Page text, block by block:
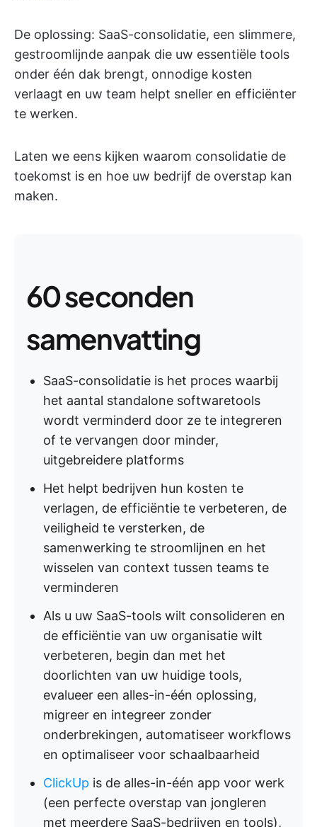
De oplossing: SaaS-consolidatie, een slimmere,
gestroomlijnde aanpak die uw essentiële tools
onder één dak brengt, onnodige kosten
verlaagt en uw team helpt sneller en efficiënter
te werken.
Laten we eens kijken waarom consolidatie de
toekomst is en hoe uw bedrijf de overstap kan
maken.
60 seconden
samenvatting
SaaS-consolidatie is het proces waarbij
het aantal standalone softwaretools
wordt verminderd door ze te integreren
of te vervangen door minder,
uitgebreidere platforms
Het helpt bedrijven hun kosten te
verlagen, de efficiëntie te verbeteren, de
veiligheid te versterken, de
samenwerking te stroomlijnen en het
wisselen van context tussen teams te
verminderen
Als u uw SaaS-tools wilt consolideren en
de efficiëntie van uw organisatie wilt
verbeteren, begin dan met het
doorlichten van uw huidige tools,
evalueer een alles-in-één oplossing,
migreer en integreer zonder
onderbrekingen, automatiseer workflows
en optimaliseer voor schaalbaarheid
ClickUp is de alles-in-één app voor werk
(een perfecte overstap van jongleren
met meerdere SaaS-bedrijven en tools),